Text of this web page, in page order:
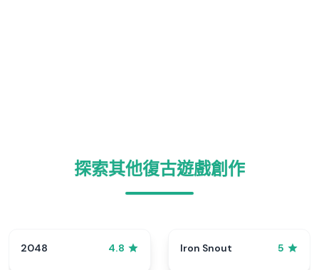
探索其他復古遊戲創作
2048 4.8 Iron Snout 5